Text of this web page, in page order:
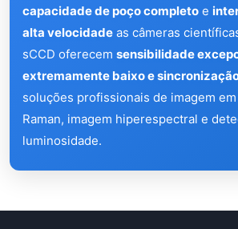
capacidade de poço completo e
alta velocidade as câmeras
sCCD oferecem sensibilidade
extremamente baixo e
soluções profissionais de imagem
Raman, imagem hiperespectral e
luminosidade.